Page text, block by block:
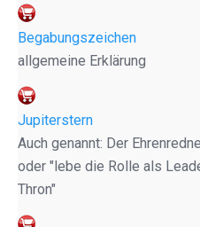
Begabungszeichen
allgemeine Erklärung
Jupiterstern
Auch genannt: Der
oder "lebe die Rolle als
Thron"